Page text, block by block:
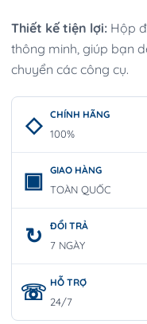
Thiết kế tiện lợi: Hộp
thông minh, giúp bạn
chuyển các công cụ.
CHÍNH HÃNG
100%
GIAO HÀNG
TOÀN QUỐC
ĐỔI TRẢ
7 NGÀY
HỖ TRỢ
24/7